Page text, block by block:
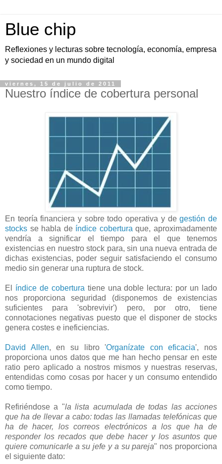
Blue chip
Reflexiones y lecturas sobre tecnología, economía, empresa
y sociedad en un mundo digital
viernes, 15 de julio de 2011
Nuestro índice de cobertura personal
En teoría financiera y sobre todo operativa y degestión de
stocks se habla de índice cobertura que, aproximadamente
vendría a significar el tiempo para el que tenemos
existencias en nuestro stock para, sin una nueva entrada de
dichas existencias, poder seguir satisfaciendo el consumo
medio sin generar una ruptura de stock.
El índice de cobertura tiene una doble lectura: por un lado
nos proporciona seguridad (disponemos de existencias
suficientes para 'sobrevivir') pero, por otro, tiene
connotaciones negativas puesto que el disponer de stocks
genera costes e ineficiencias.
David Allen, en su libro 'Organízate con eficacia', nos
proporciona unos datos que me han hecho pensar en este
ratio pero aplicado a nostros mismos y nuestras reservas,
entendidas como cosas por hacer y un consumo entendido
como tiempo.
Refiriéndose a "la lista acumulada de todas las acciones
que ha de llevar a cabo: todas las llamadas telefónicas que
ha de hacer, los correos electrónicos a los que ha de
responder los recados que debe hacer y los asuntos que
quiere comunicarle a su jefe y a su pareja" nos proporciona
el siguiente dato: